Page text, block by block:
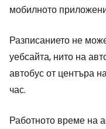
мобилното
Разписанието не
уебсайта, нито на
автобус от центъра
час.
Работното време на